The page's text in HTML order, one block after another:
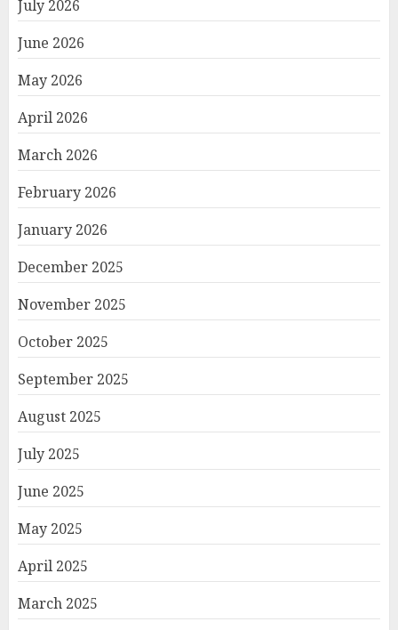
July 2026
June 2026
May 2026
April 2026
March 2026
February 2026
January 2026
December 2025
November 2025
October 2025
September 2025
August 2025
July 2025
June 2025
May 2025
April 2025
March 2025